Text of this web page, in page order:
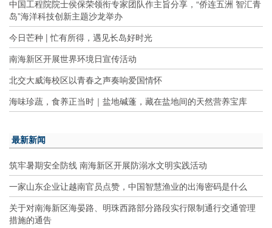
中国工程院院士侯保荣领衔专家团队作主旨分享，“侨连五洲 智汇青
岛”海洋科技创新主题沙龙举办
今日芒种 | 忙有所得，遇见长岛好时光
南海新区开展世界环境日宣传活动
北交大威海校区以青春之声奏响爱国情怀
海味珍蔬，食养正当时｜盐地碱蓬，藏在盐地间的天然营养宝库
最新新闻
筑牢暑期安全防线 南海新区开展防溺水文明实践活动
一家山东企业让越南官员点赞，中国智慧渔业的出海密码是什么
关于对南海新区海晏路、明珠西路部分路段实行限制通行交通管理
措施的通告